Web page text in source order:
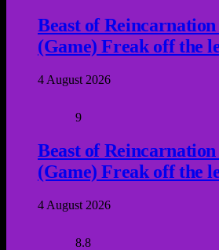
Beast of
(Game) Freak off the
4 August 2026
9
Beast of
(Game) Freak off the
4 August 2026
8.8